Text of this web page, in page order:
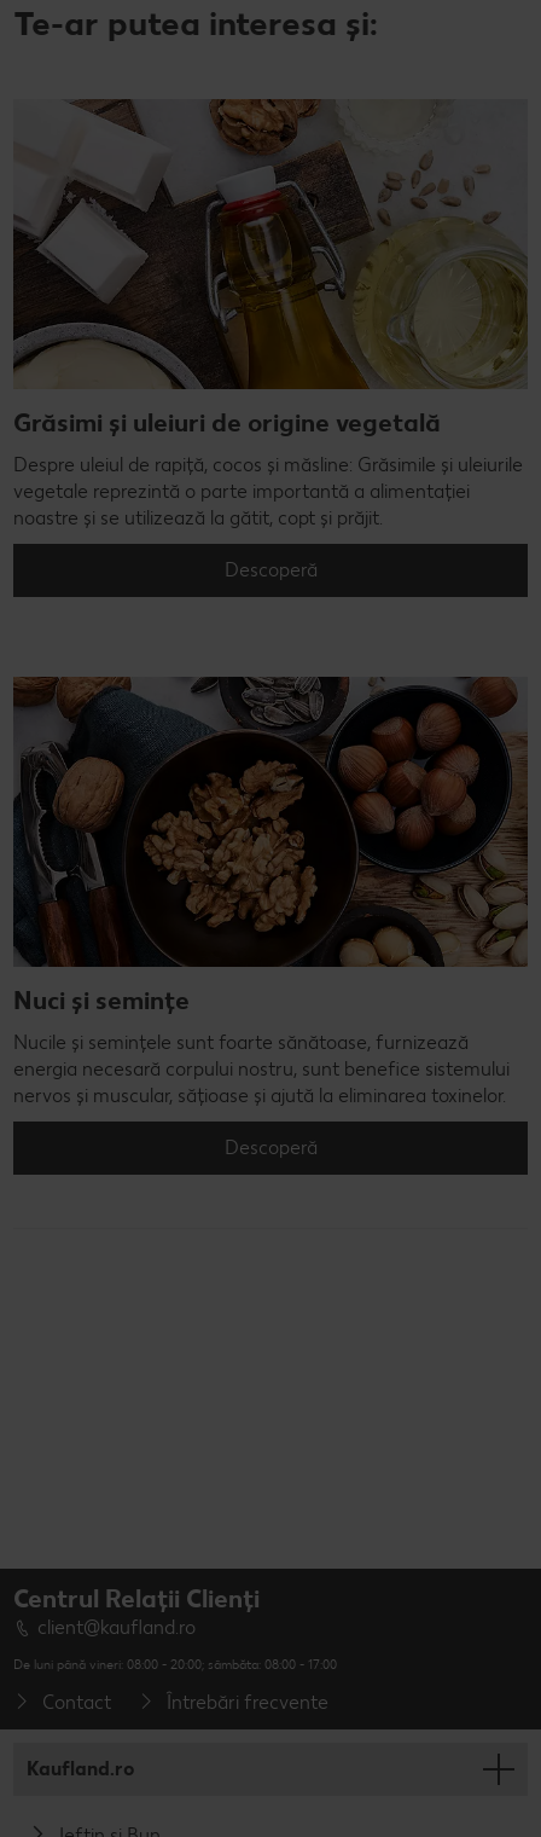
Te-ar putea interesa și:
Grăsimi și uleiuri de origine vegetală
Despre uleiul de rapiță, cocos și măsline: Grăsimile și uleiurile
vegetale reprezintă o parte importantă a alimentației
noastre și se utilizează la gătit, copt și prăjit.
Descoperă
Nuci și semințe
Nucile și semințele sunt foarte sănătoase, furnizează
energia necesară corpului nostru, sunt benefice sistemului
nervos și muscular, sățioase și ajută la eliminarea toxinelor.
Descoperă
Centrul Relații Clienți
client@kaufland.ro
De luni până vineri: 08:00 - 20:00; sâmbăta: 08:00 - 17:00
Contact Întrebări frecvente
Kaufland.ro